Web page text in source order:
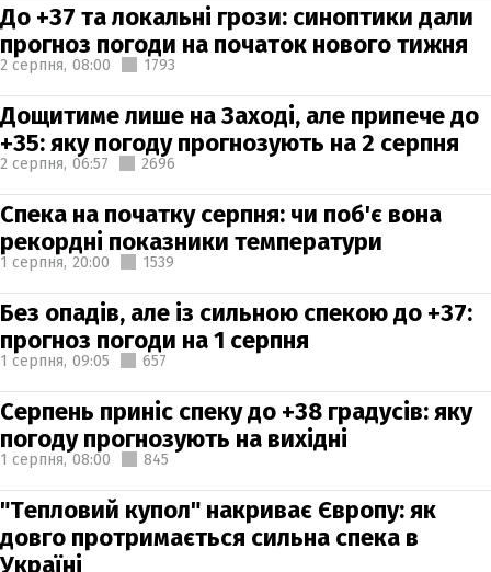
До +37 та локальні грози: синоптики дали
прогноз погоди на початок нового тижня
2 серпня, 08:00 1793
Дощитиме лише на Заході, але припече до
+35: яку погоду прогнозують на 2 серпня
2 серпня, 06:57 2696
Спека на початку серпня: чи поб'є вона
рекордні показники температури
1 серпня, 20:00 1539
Без опадів, але із сильною спекою до +37:
прогноз погоди на 1 серпня
1 серпня, 09:05 657
Серпень приніс спеку до +38 градусів: яку
погоду прогнозують на вихідні
1 серпня, 08:00 845
"Тепловий купол" накриває Європу: як
довго протримається сильна спека в
Україні